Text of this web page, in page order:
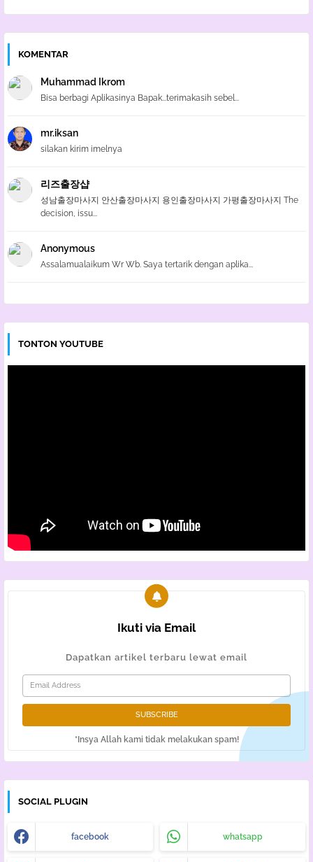
KOMENTAR
Muhammad Ikrom
Bisa berbagi Aplikasinya Bapak...terimakasih sebel...
mr.iksan
silakan kirim imelnya
리즈출장샵
성남출장마사지 안산출장마사지 용인출장마사지 가평출장마사지 The
decision, issu...
Anonymous
Assalamualaikum Wr Wb. Saya tertarik dengan aplika...
TONTON YOUTUBE
Ikuti via Email
Dapatkan artikel terbaru lewat email
*Insya Allah kami tidak melakukan spam!
SOCIAL PLUGIN
facebook whatsapp